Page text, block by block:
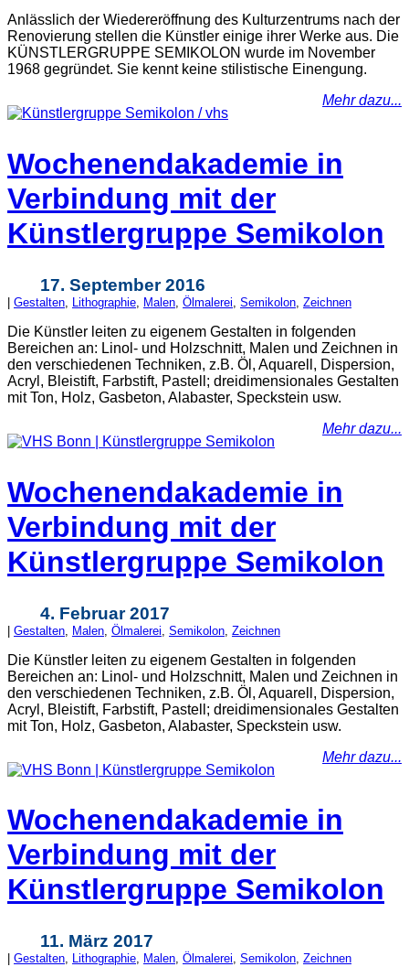
Anlässlich der Wiedereröffnung des Kulturzentrums nach der
Renovierung stellen die Künstler einige ihrer Werke aus. Die
KÜNSTLERGRUPPE SEMIKOLON wurde im November
1968 gegründet. Sie kennt keine stilistische Einengung.
Mehr dazu...
Wochenendakademie in
Verbindung mit der
Künstlergruppe Semikolon
17. September 2016
Gestalten Lithographie Malen Ölmalerei Semikolon Zeichnen
Die Künstler leiten zu eigenem Gestalten in folgenden
Bereichen an: Linol- und Holzschnitt, Malen und Zeichnen in
den verschiedenen Techniken, z.B. Öl, Aquarell, Dispersion,
Acryl, Bleistift, Farbstift, Pastell; dreidimensionales Gestalten
mit Ton, Holz, Gasbeton, Alabaster, Speckstein usw.
Mehr dazu...
Wochenendakademie in
Verbindung mit der
Künstlergruppe Semikolon
4. Februar 2017
| Gestalten Malen Ölmalerei Semikolon Zeichnen
Die Künstler leiten zu eigenem Gestalten in folgenden
Bereichen an: Linol- und Holzschnitt, Malen und Zeichnen in
den verschiedenen Techniken, z.B. Öl, Aquarell, Dispersion,
Acryl, Bleistift, Farbstift, Pastell; dreidimensionales Gestalten
mit Ton, Holz, Gasbeton, Alabaster, Speckstein usw.
Mehr dazu...
Wochenendakademie in
Verbindung mit der
Künstlergruppe Semikolon
11. März 2017
Gestalten, Lithographie, Malen, Ölmalerei, Semikolon, Zeichnen